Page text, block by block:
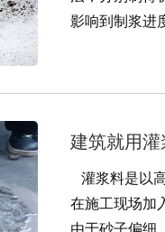
影响到制浆进
建筑就用灌
灌浆料是以
在施工现场加
由于砂子偏细